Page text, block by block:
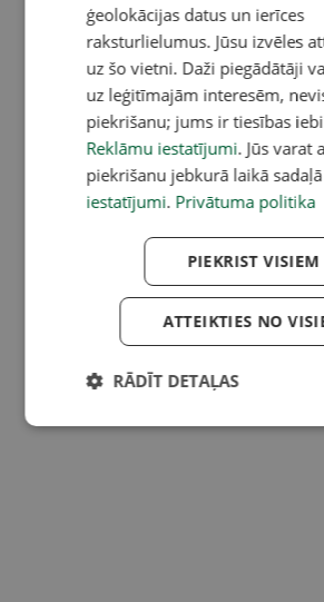
ģeolokācijas datus un ierīces
raksturlielumus. Jūsu izvēles
uz šo vietni. Daži piegādātāji
uz leģitīmajām interesēm,
piekrišanu; jums ir tiesības
Reklāmu iestatījumi. Jūs varat
piekrišanu jebkurā laikā sadaļā
iestatījumi. Privātuma politika
PIEKRIST VISIEM
ATTEIKTIES NO
RĀDĪT DETAĻAS